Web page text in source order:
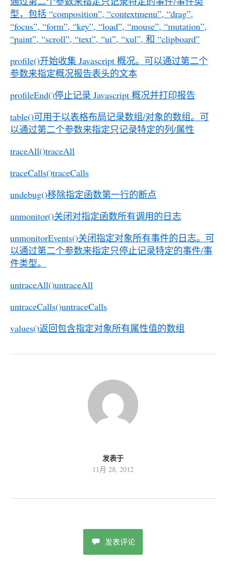
型，包括 “composition”, “contextmenu”, “drag”,
“focus”, “form”, “key”, “load”, “mouse”, “mutation”,
“paint”, “scroll”, “text”, “ui”, “xul”, 和 “clipboard”
profile()开始收集 Javascript 概况。可以通过第二个
参数来指定概况报告表头的文本
profileEnd()停止记录 Javascript 概况并打印报告
table()可用于以表格布局记录数组/对象的数组。可
以通过第二个参数来指定只记录特定的列/属性
traceAll()traceAll
traceCalls()traceCalls
undebug()移除指定函数第一行的断点
unmonitor()关闭对指定函数所有调用的日志
unmonitorEvents()关闭指定对象所有事件的日志。可
以通过第二个参数来指定只停止记录特定的事件/事
件类型。
untraceAll()untraceAll
untraceCalls()untraceCalls
values()返回包含指定对象所有属性值的数组
发表于
11月 28, 2012
发表评论